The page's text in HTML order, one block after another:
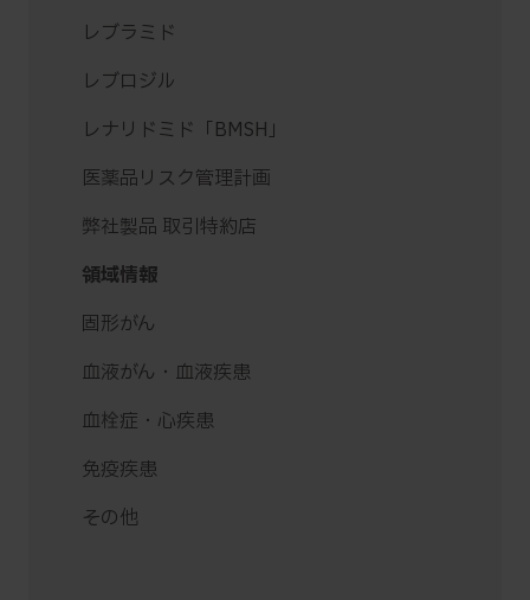
レブラミド
レブロジル
レナリドミド「BMSH」
医薬品リスク管理計画
弊社製品 取引特約店
領域情報
固形がん
血液がん・血液疾患
血栓症・心疾患
免疫疾患
その他